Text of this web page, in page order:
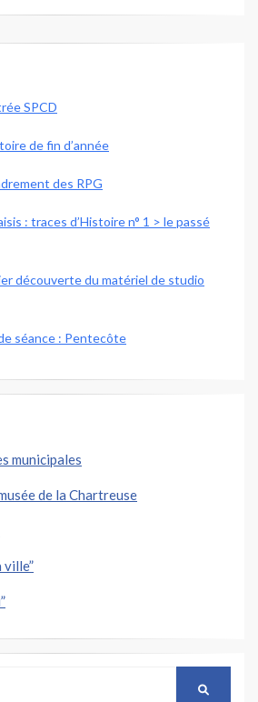
SPCD
de fin d’année
des RPG
: traces d’Histoire n° 1 > le passé
découverte du matériel de studio
séance : Pentecôte
municipales
de la Chartreuse
ville”